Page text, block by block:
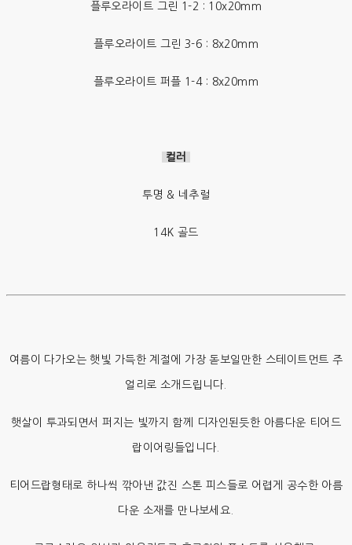
플루오라이트 그린 1-2 : 10x20mm
플루오라이트 그린 3-6 : 8x20mm
플루오라이트 퍼플 1-4 : 8x20mm
컬러
투명 & 네추럴
14K 골드
여름이 다가오는 햇빛 가득한 계절에 가장 돋보일만한 스테이트먼트 주
얼리로 소개드립니다.
햇살이 투과되면서 퍼지는 빛까지 함께 디자인된듯한 아름다운 티어드
랍이어링들입니다.
티어드랍형태로 하나씩 깎아낸 값진 스톤 피스들로 어렵게 공수한 아름
다운 소재를 만나보세요.